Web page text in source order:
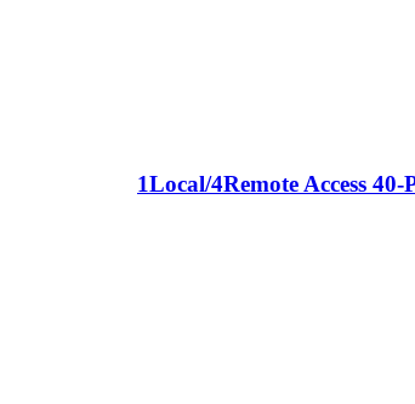
1Local/4Remote Access